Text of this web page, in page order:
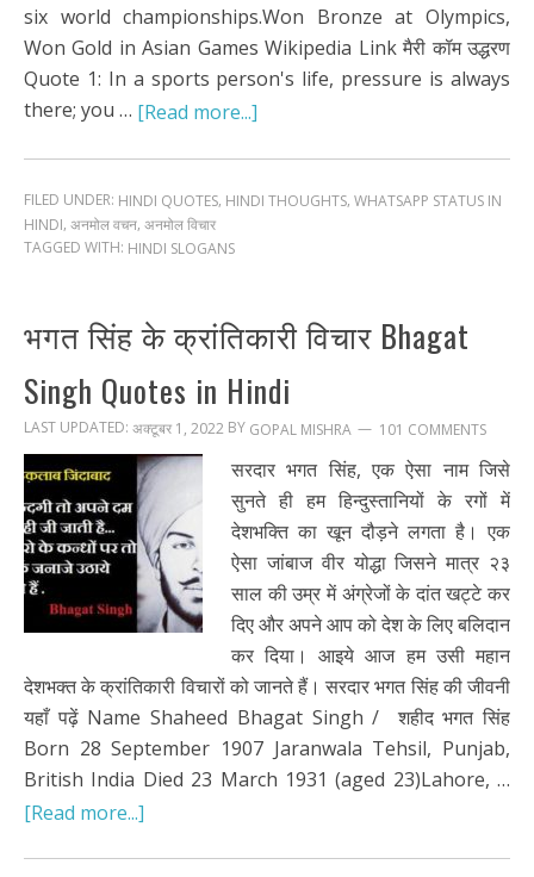
six world championships.Won Bronze at Olympics,
Won Gold in Asian Games Wikipedia Link मैरी कॉम उद्धरण
Quote 1: In a sports person's life, pressure is always
there; you … [Read more...]
FILED UNDER: HINDI QUOTES, HINDI THOUGHTS, WHATSAPP STATUS IN
HINDI, अनमोल वचन, अनमोल विचार
TAGGED WITH: HINDI SLOGANS
भगत सिंह के क्रांतिकारी विचार Bhagat
Singh Quotes in Hindi
LAST UPDATED: अक्टूबर 1, 2022 BY GOPAL MISHRA 101 COMMENTS
सरदार भगत सिंह, एक ऐसा नाम जिसे
सुनते ही हम हिन्दुस्तानियों के रगों में
देशभक्ति का खून दौड़ने लगता है। एक
ऐसा जांबाज वीर योद्धा जिसने मात्र २३
साल की उम्र में अंग्रेजों के दांत खट्टे कर
दिए और अपने आप को देश के लिए बलिदान
कर दिया। आइये आज हम उसी महान
देशभक्त के क्रांतिकारी विचारों को जानते हैं। सरदार भगत सिंह की जीवनी
यहाँ पढ़ें Name Shaheed Bhagat Singh / शहीद भगत सिंह
Born 28 September 1907 Jaranwala Tehsil, Punjab,
British India Died 23 March 1931 (aged 23)Lahore, …
[Read more...]